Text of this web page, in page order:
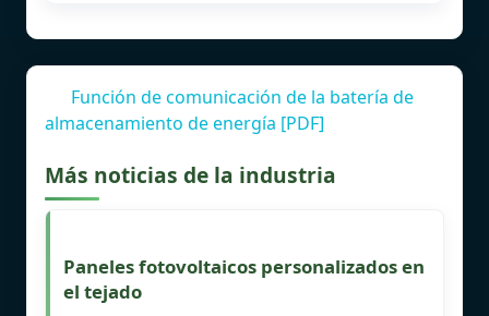
Función de comunicación de la batería de
almacenamiento de energía [PDF]
Más noticias de la industria
Paneles fotovoltaicos personalizados en
el tejado